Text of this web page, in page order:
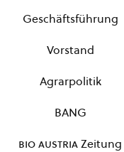
Geschäftsführung
Vorstand
Agrarpolitik
BANG
bio austriaZeitung